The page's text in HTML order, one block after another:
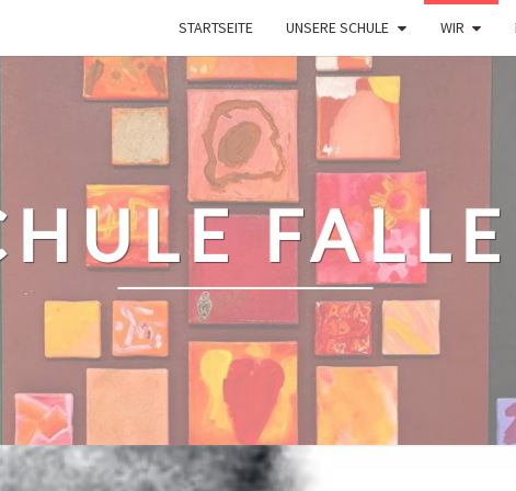
STARTSEITE UNSERE SCHULE WIR